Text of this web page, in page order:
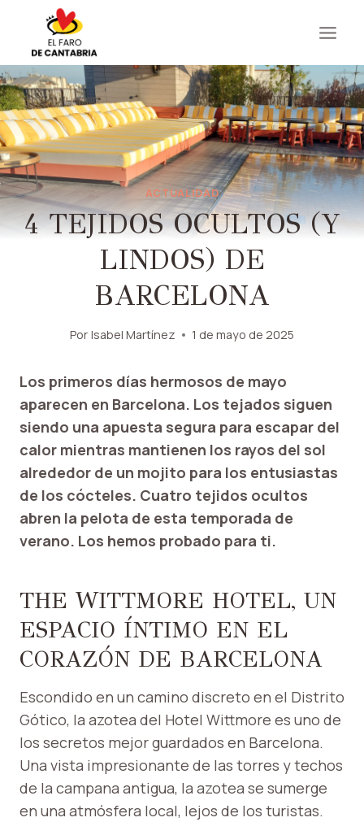
contenido
ACTUALIDAD
4 TEJIDOS OCULTOS (Y
LINDOS) DE
BARCELONA
Por Isabel Martínez 1 de mayo de 2025
Los primeros días hermosos de mayo
aparecen en Barcelona. Los tejados siguen
siendo una apuesta segura para escapar del
calor mientras mantienen los rayos del sol
alrededor de un mojito para los entusiastas
de los cócteles. Cuatro tejidos ocultos
abren la pelota de esta temporada de
verano. Los hemos probado para ti.
THE WITTMORE HOTEL, UN
ESPACIO ÍNTIMO EN EL
CORAZÓN DE BARCELONA
Escondido en un camino discreto en el Distrito
Gótico, la azotea del Hotel Wittmore es uno de
los secretos mejor guardados en Barcelona.
Una vista impresionante de las torres y techos
de la campana antigua, la azotea se sumerge
en una atmósfera local, lejos de los turistas.